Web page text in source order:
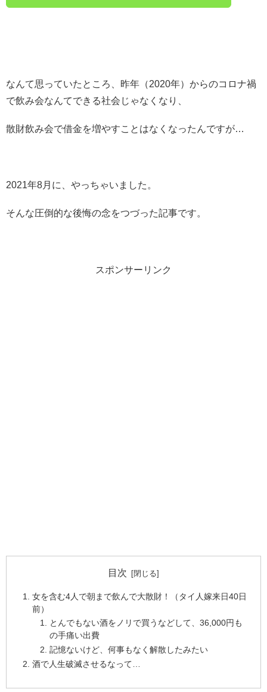
なんて思っていたところ、昨年（2020年）からのコロナ禍
で飲み会なんてできる社会じゃなくなり、
散財飲み会で借金を増やすことはなくなったんですが…
2021年8月に、やっちゃいました。
そんな圧倒的な後悔の念をつづった記事です。
スポンサーリンク
目次
女を含む4人で朝まで飲んで大散財！（タイ人嫁来日40日
前）
とんでもない酒をノリで買うなどして、36,000円も
の手痛い出費
記憶ないけど、何事もなく解散したみたい
酒で人生破滅させるなって…